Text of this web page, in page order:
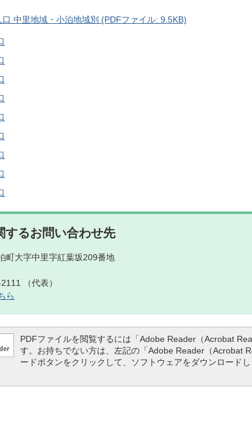
中里地域・小泊地域別 (PDFファイル: 9.5KB)
するお問い合わせ先
町大字中里字紅葉坂209番地
（代表）
ら
PDFファイルを閲覧するには「Adobe Reader（Acrobat
す。お持ちでない方は、左記の「Adobe Reader（Acrobat
ードボタンをクリックして、ソフトウェアをダウンロード